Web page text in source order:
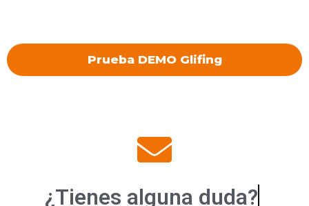
Prueba DEMO Glifing
¿Tienes alguna duda?